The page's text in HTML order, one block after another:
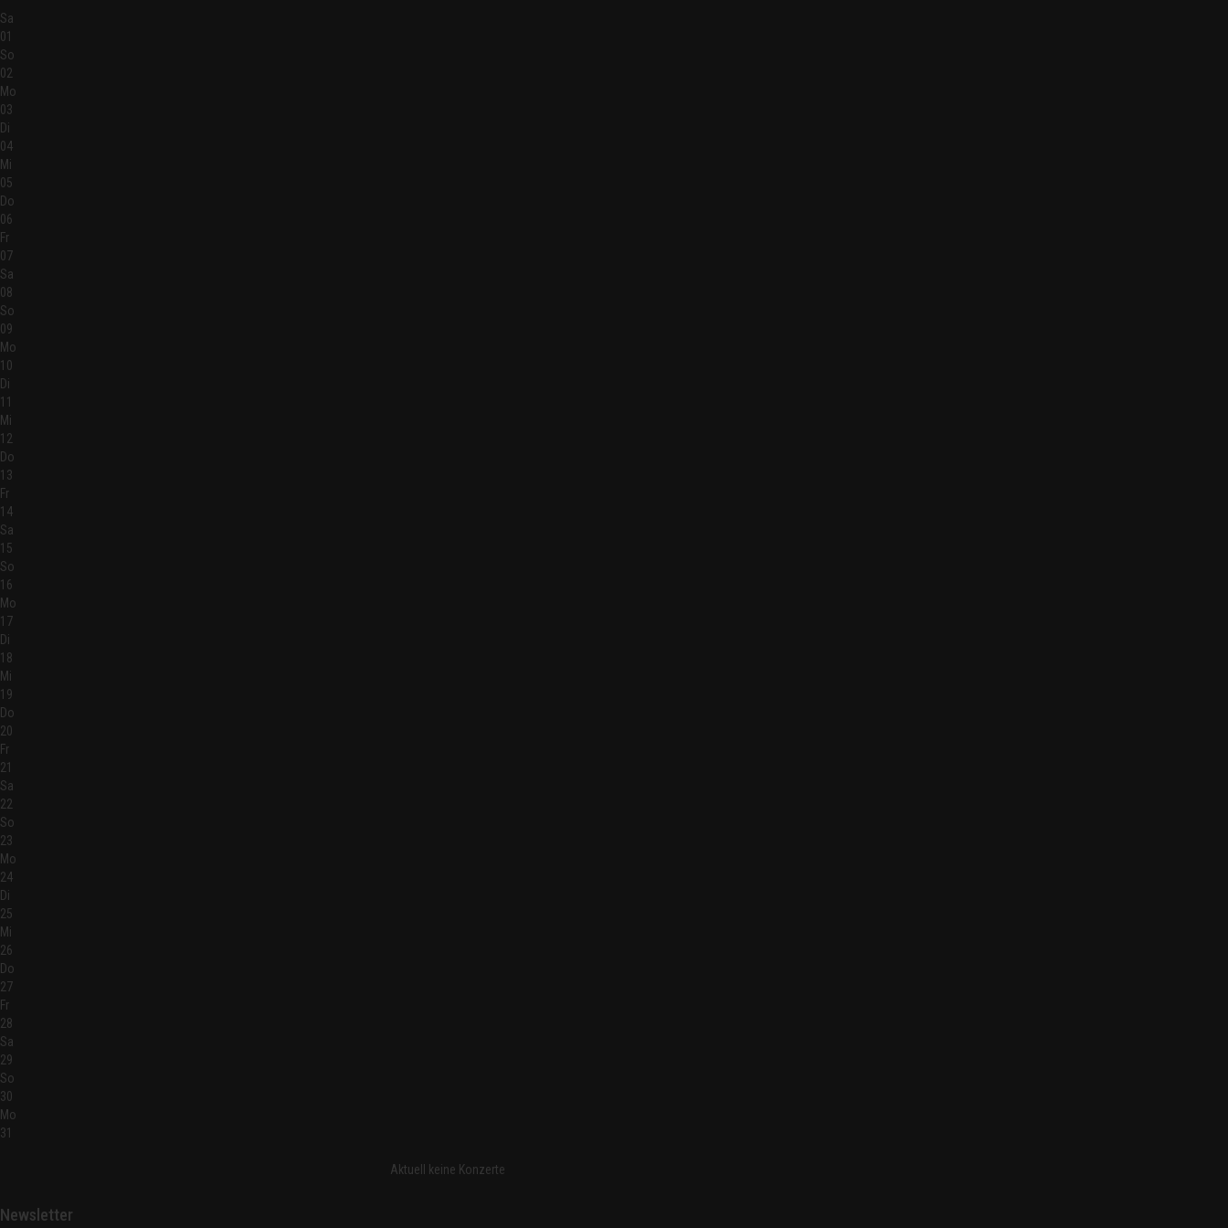
Sa
01
So
02
Mo
03
Di
04
Mi
05
Do
06
Fr
07
Sa
08
So
09
Mo
10
Di
11
Mi
12
Do
13
Fr
14
Sa
15
So
16
Mo
17
Di
18
Mi
19
Do
20
Fr
21
Sa
22
So
23
Mo
24
Di
25
Mi
26
Do
27
Fr
28
Sa
29
So
30
Mo
31
Aktuell keine Konzerte
Newsletter